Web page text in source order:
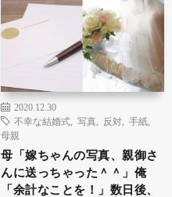
2020.12.30
不幸な結婚式
写真 反対 手紙
母親
母「嫁ちゃんの写真、親御さ
んに送っちゃった＾＾」俺
「余計なことを！」数日後、